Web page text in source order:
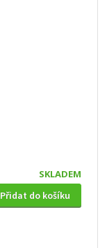
SKLADEM
Přidat do košíku